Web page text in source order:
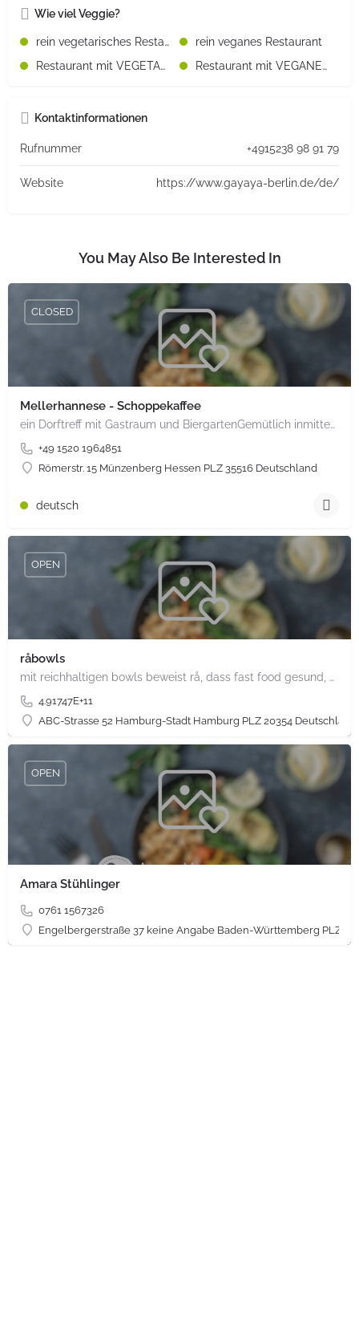
Wie viel Veggie?
rein vegetarisches Restaurant
rein veganes Restaurant
Restaurant mit VEGETARISCHEN Speisen
Restaurant mit VEGANEN Speisen
Kontaktinformationen
Rufnummer +4915238 98 91 79
Website https://www.gayaya-berlin.de/de/
You May Also Be Interested In
Mellerhannese - Schoppekaffee
ein Dorftreff mit Gastraum und BiergartenGemütlich inmitten unserem idyllischen Trais Münzenberg, entlang…
+49 1520 1964851
Römerstr. 15 Münzenberg Hessen PLZ 35516 Deutschland
CLOSED
deutsch
råbowls
mit reichhaltigen bowls beweist rå, dass fast food gesund, nachhaltig und hundertprozentig vegan sein kann.…
4.91747E+11
ABC-Strasse 52 Hamburg-Stadt Hamburg PLZ 20354 Deutschland
OPEN
Amara Stühlinger
0761 1567326
Engelbergerstraße 37 keine Angabe Baden-Württemberg PLZ
OPEN